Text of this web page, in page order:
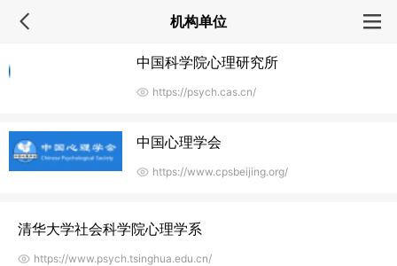
机构单位
中国科学院心理研究所
https://psych.cas.cn/
中国心理学会
https://www.cpsbeijing.org/
清华大学社会科学院心理学系
https://www.psych.tsinghua.edu.cn/